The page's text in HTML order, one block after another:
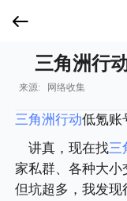
三角洲行
来源: 网络收集
三角洲行动低氪账
讲真，现在找三
家私群、各种大小
但坑超多，我发现